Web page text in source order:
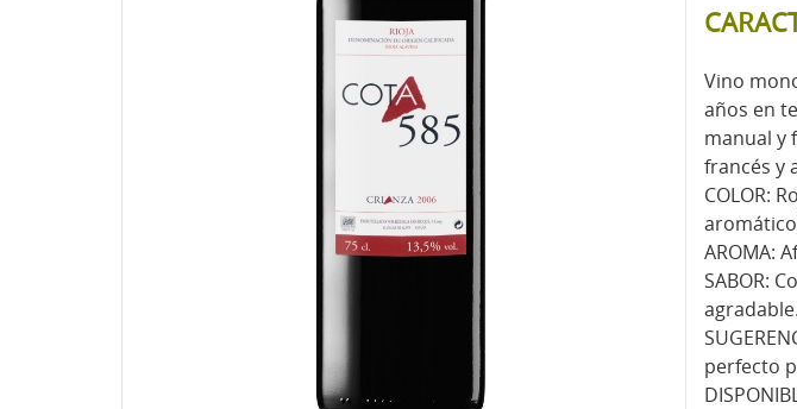
Vino
años en
manual y
francés y
COLOR:
AROMA:
SABOR:
perfecto